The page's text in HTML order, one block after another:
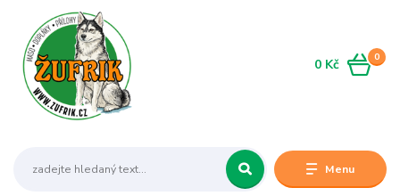
Menu
0
0 Kč